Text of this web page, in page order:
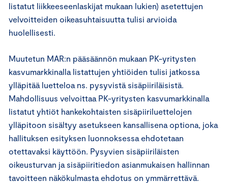
listatut liikkeeseenlaskijat mukaan lukien) asetettujen
velvoitteiden oikeasuhtaisuutta tulisi arvioida
huolellisesti.
Muutetun MAR:n pääsäännön mukaan PK-yritysten
kasvumarkkinalla listattujen yhtiöiden tulisi jatkossa
ylläpitää luetteloa ns. pysyvistä sisäpiiriläisistä.
Mahdollisuus velvoittaa PK-yritysten kasvumarkkinalla
listatut yhtiöt hankekohtaisten sisäpiiriluettelojen
ylläpitoon sisältyy asetukseen kansallisena optiona, joka
hallituksen esityksen luonnoksessa ehdotetaan
otettavaksi käyttöön. Pysyvien sisäpiiriläisten
oikeusturvan ja sisäpiiritiedon asianmukaisen hallinnan
tavoitteen näkökulmasta ehdotus on ymmärrettävä.